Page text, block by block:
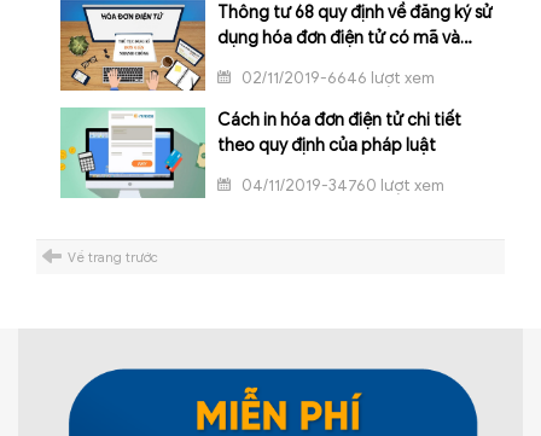
Thông tư 68 quy định về đăng ký sử
dụng hóa đơn điện tử có mã và
02/11/2019-6646 lượt xem
Cách in hóa đơn điện tử chi tiết
theo quy định của pháp luật
04/11/2019-34760 lượt xem
Về trang trước